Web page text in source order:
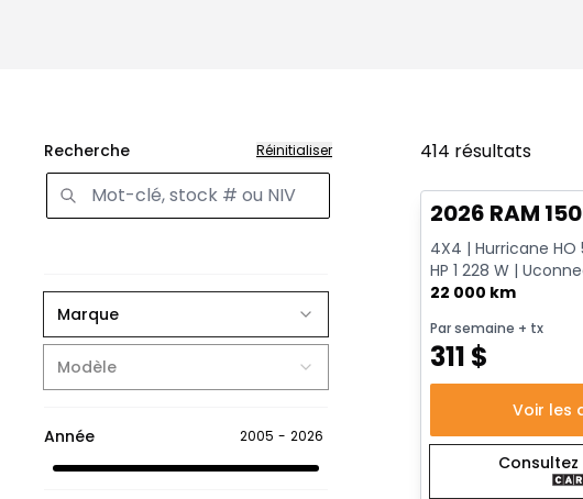
Recherche Réinitialiser
Marque
Modèle
Année 2005 - 2026
414 résultats
Très bonne offre
2026 RAM
4X4 | Hurricane HO
HP 1 228 W |
Mags 22 po
22 000 km
Par semaine + tx
311 $
Voir les